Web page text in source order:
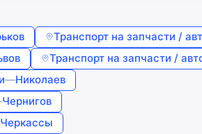
Транспорт на запчасти /
Транспорт на запчасти /
—Николаев
Чернигов
Черкассы